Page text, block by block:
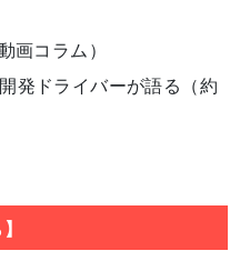
コラム）
発ドライバーが語る（約